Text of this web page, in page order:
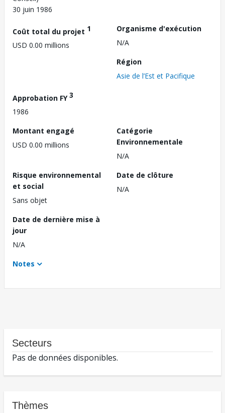
30 juin 1986
Coût total du projet 1
USD 0.00 millions
Organisme d'exécution
N/A
Région
Asie de l’Est et Pacifique
Approbation FY3
1986
Montant engagé
USD 0.00 millions
Catégorie
Environnementale
N/A
Risque environnemental
et social
Sans objet
Date de clôture
N/A
Date de dernière mise à
jour
N/A
Notes
Secteurs
Pas de données disponibles.
Thèmes